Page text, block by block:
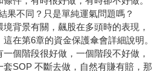
果不同？只是單純運氣問題嗎？
背景有關，飆股在多頭時的表現，
在第6章的資金保護傘會詳細說明。
個階段很好做，一個階段不好做，
SOP 不斷去做，自然有賺有賠，那